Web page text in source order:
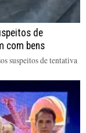
de
com bens
suspeitos de tentativa